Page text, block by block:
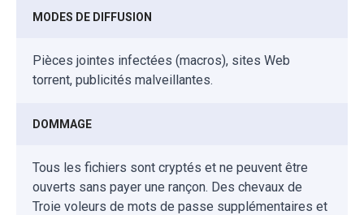
MODES DE DIFFUSION
Pièces jointes infectées (macros), sites Web
torrent, publicités malveillantes.
DOMMAGE
Tous les fichiers sont cryptés et ne peuvent être
ouverts sans payer une rançon. Des chevaux de
Troie voleurs de mots de passe supplémentaires et